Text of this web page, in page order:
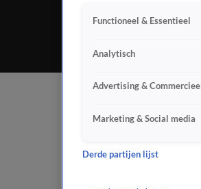
Functioneel & Essentieel
Analytisch
Advertising & Commercieel
Marketing & Social media
Derde partijen lijst